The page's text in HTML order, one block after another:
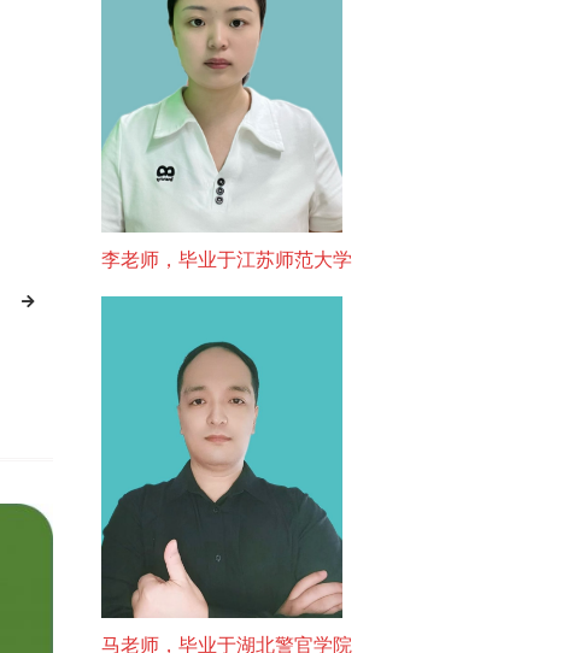
李老师，毕业于江苏师范大学
马老师，毕业于湖北警官学院